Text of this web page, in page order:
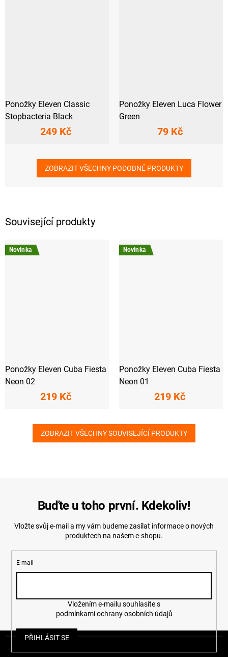
Související produkty
Novinka
Ponožky Eleven Cuba Fiesta
Neon 02
219 Kč
Novinka
Ponožky Eleven Cuba Fiesta
Neon 01
219 Kč
ZOBRAZIT VŠECHNY SOUVISEJÍCÍ PRODUKTY
Ponožky Eleven Classic
Stopbacteria Black
249 Kč
Ponožky Eleven Luca Flower
Green
79 Kč
ZOBRAZIT VŠECHNY PODOBNÉ PRODUKTY
Buďte u toho první. Kdekoliv!
Vložte svůj e-mail a my vám budeme zasílat informace o nových
produktech na našem e-shopu.
E-mail
podmínkami ochrany osobních údajů
PŘIHLÁSIT SE